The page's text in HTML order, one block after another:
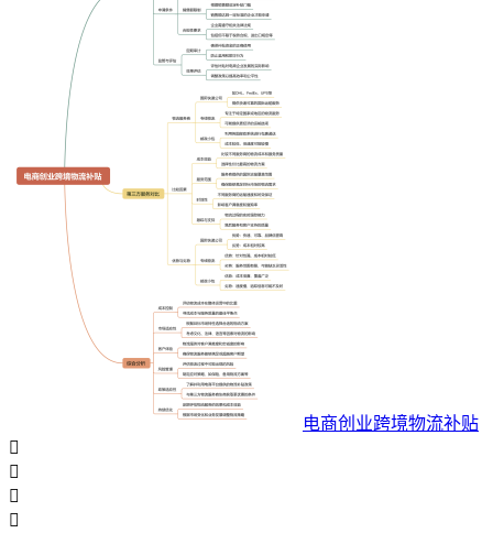
电商创业跨境物流补贴



